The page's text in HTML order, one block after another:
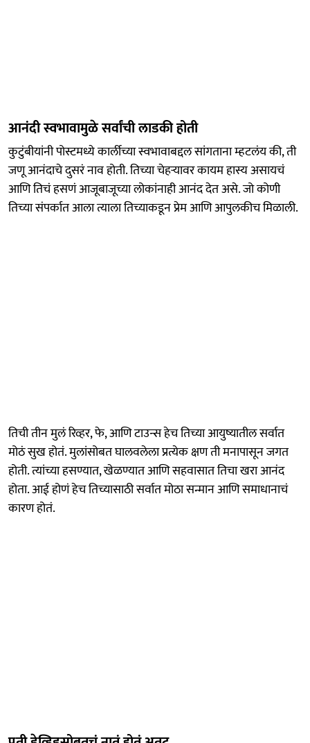
आनंदी स्वभावामुळे सर्वांची लाडकी होती
कुटुंबीयांनी पोस्टमध्ये कार्लीच्या स्वभावाबद्दल सांगताना म्हटलंय की, ती
जणू आनंदाचे दुसरं नाव होती. तिच्या चेहऱ्यावर कायम हास्य असायचं
आणि तिचं हसणं आजूबाजूच्या लोकांनाही आनंद देत असे. जो कोणी
तिच्या संपर्कात आला त्याला तिच्याकडून प्रेम आणि आपुलकीच मिळाली.
तिची तीन मुलं रिव्हर, फे, आणि टाउन्स हेच तिच्या आयुष्यातील सर्वात
मोठं सुख होतं. मुलांसोबत घालवलेला प्रत्येक क्षण ती मनापासून जगत
होती. त्यांच्या हसण्यात, खेळण्यात आणि सहवासात तिचा खरा आनंद
होता. आई होणं हेच तिच्यासाठी सर्वात मोठा सन्मान आणि समाधानाचं
कारण होतं.